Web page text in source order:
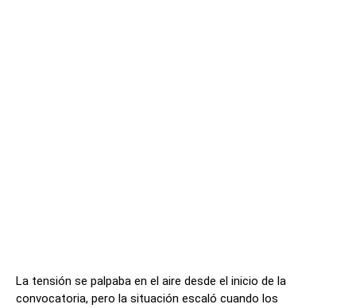
La tensión se palpaba en el aire desde el inicio de la
convocatoria, pero la situación escaló cuando los